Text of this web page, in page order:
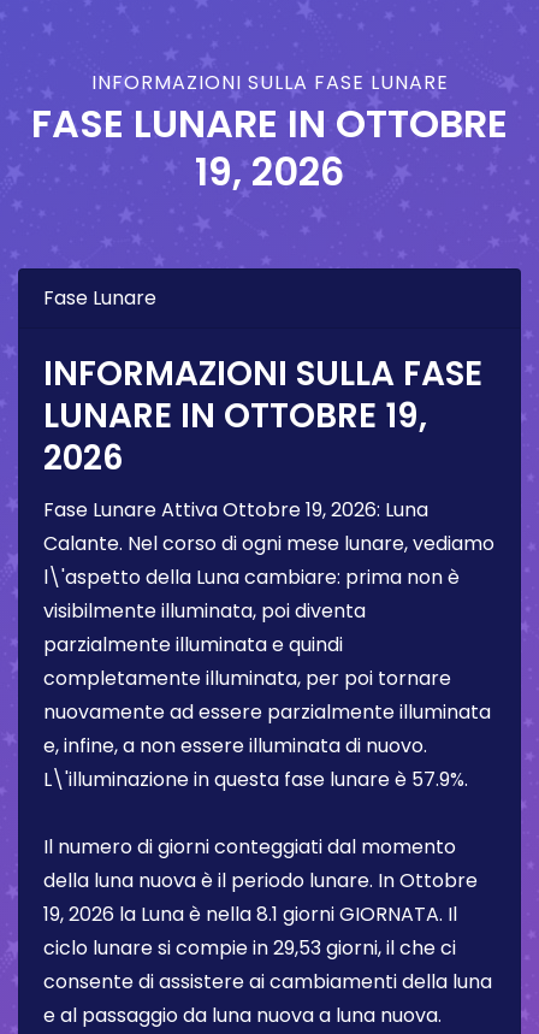
INFORMAZIONI SULLA FASE LUNARE
FASE LUNARE IN OTTOBRE
19, 2026
Fase Lunare
INFORMAZIONI SULLA FASE
LUNARE IN OTTOBRE 19,
2026
Fase Lunare AttivaOttobre 19, 2026: Luna
Calante. Nel corso di ogni mese lunare, vediamo
l\'aspetto della Luna cambiare: prima non è
visibilmente illuminata, poi diventa
parzialmente illuminata e quindi
completamente illuminata, per poi tornare
nuovamente ad essere parzialmente illuminata
e, infine, a non essere illuminata di nuovo.
L\'illuminazione in questa fase lunare è 57.9%.
Il numero di giorni conteggiati dal momento
della luna nuova è il periodo lunare. InOttobre
19, 2026 la Luna è nella8.1 giorniGIORNATA. Il
ciclo lunare si compie in 29,53 giorni, il che ci
consente di assistere ai cambiamenti della luna
e al passaggio da luna nuova a luna nuova.